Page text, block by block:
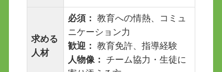
求める
人材
必須： 教育への情熱、コミュ
ニケーション力
歓迎： 教育免許、指導経験
人物像：
チーム協力・生徒に